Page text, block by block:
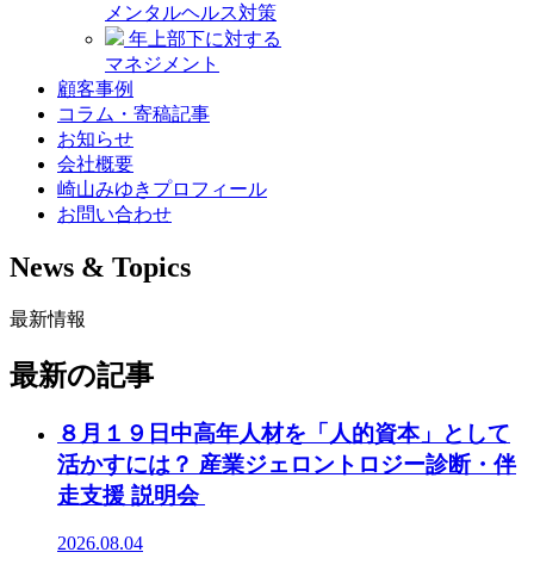
メンタルヘルス対策
年上部下に対する
マネジメント
顧客事例
コラム・寄稿記事
お知らせ
会社概要
崎山みゆきプロフィール
お問い合わせ
News & Topics
最新情報
最新の記事
８月１９日中高年人材を「人的資本」として
活かすには？ 産業ジェロントロジー診断・伴
走支援 説明会
2026.08.04